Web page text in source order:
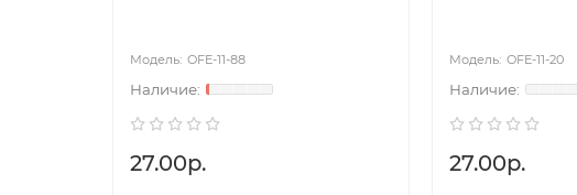
OFE-11-88
27.00р.
OFE-11-20
27.00р.